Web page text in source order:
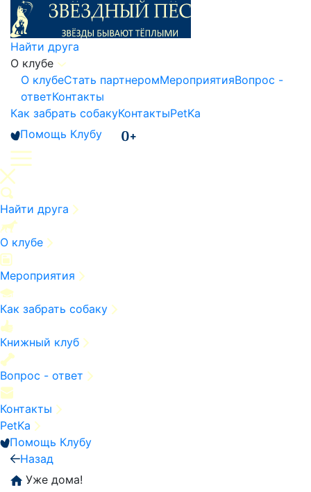
Найти друга
О клубе
О клубеСтать партнеромМероприятияВопрос -
ответКонтакты
Как забрать собакуКонтактыPetKa
Помощь Клубу
Найти друга
О клубе
Мероприятия
Как забрать собаку
Книжный клуб
Вопрос - ответ
Контакты
PetKa
Помощь Клубу
Назад
Уже дома!